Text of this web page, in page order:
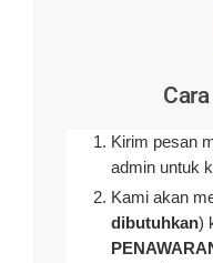
Kirim pesan
admin untuk
Kami akan
dibutuhkan)